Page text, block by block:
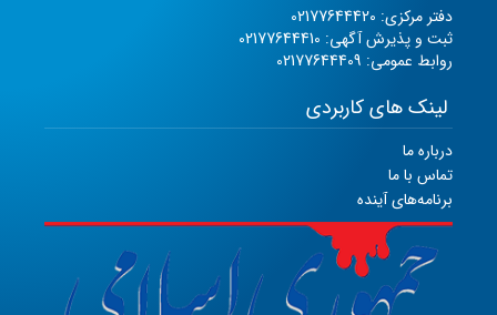
دفتر مرکزی: 02177644420
ثبت و پذیرش آگهی: 02177644410
روابط عمومی: 02177644409
لینک های کاربردی
درباره ما
تماس با ما
برنامه‌های آینده